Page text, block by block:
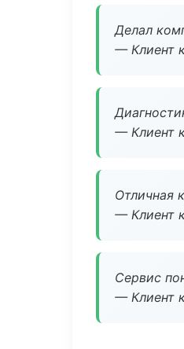
Делал
— Клиент
— Клиент
Отличная
— Клиент
Сервис
— Клиент